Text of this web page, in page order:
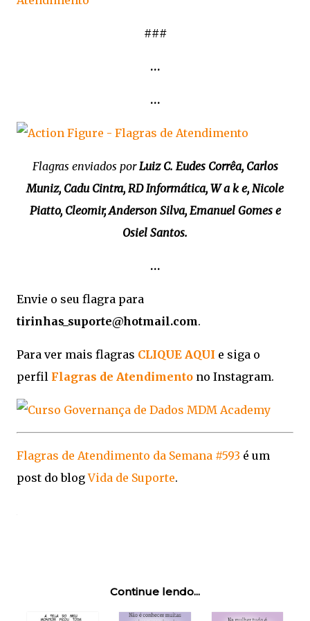
###
…
…
Flagras enviados porLuiz C. Eudes Corrêa, Carlos
Muniz, Cadu Cintra, RD Informática, W a k e, Nicole
Piatto, Cleomir, Anderson Silva, Emanuel Gomes e
Osiel Santos.
…
Envie o seu flagra para
tirinhas_suporte@hotmail.com.
Para ver mais flagras CLIQUE AQUI e siga o
perfil Flagras de Atendimento no Instagram.
Flagras de Atendimento da Semana #593 é um
post do blogVida de Suporte.
Continue lendo...